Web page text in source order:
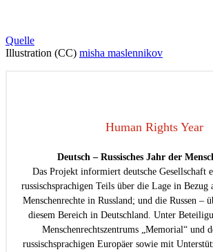
Quelle
Illustration (СС) misha maslennikov
Human Rights Year
Deutsch – Russisches Jahr der
Das Projekt informiert deutsche Gesellschaft
russischsprachigen Teils über die Lage in Bezug
Menschenrechte in Russland; und die Russen –
diesem Bereich in Deutschland. Unter
Menschenrechtszentrums „Memorial“ und
russischsprachigen Europäer sowie mit